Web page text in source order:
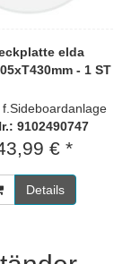
elda
- 1 ST
9102490747
€ *
Details